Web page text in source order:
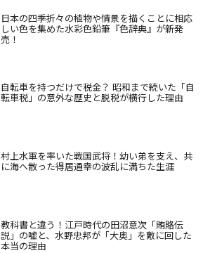
日本の四季折々の植物や情景を描くことに相応
しい色を集めた水彩色鉛筆『色辞典』が新発
売！
自転車を持つだけで税金？ 昭和まで続いた「自
転車税」の意外な歴史と脱税が横行した理由
村上水軍を率いた戦国武将！幼い弟を支え、共
に海へ散った得居通幸の波乱に満ちた生涯
教科書と違う！江戸時代の田沼意次「賄賂伝
説」の嘘と、水野忠邦が「大奥」を敵に回した
本当の理由